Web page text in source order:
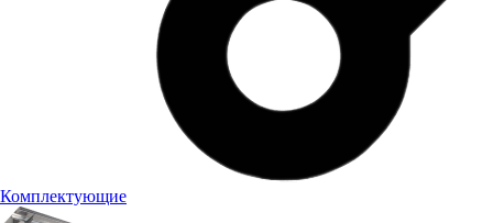
Комплектующие